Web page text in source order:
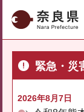
奈良県
緊急・災
2026年8月7日